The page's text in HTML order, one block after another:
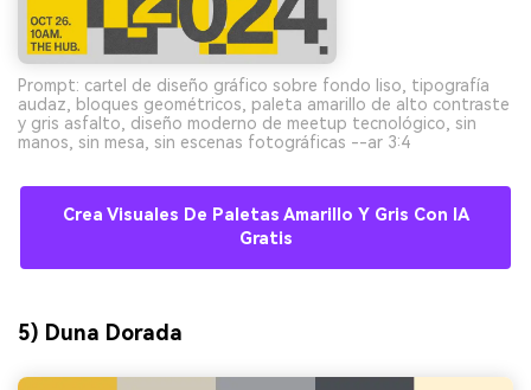
Prompt: cartel de diseño gráfico sobre fondo liso, tipografía
audaz, bloques geométricos, paleta amarillo de alto contraste
y gris asfalto, diseño moderno de meetup tecnológico, sin
manos, sin mesa, sin escenas fotográficas --ar 3:4
Crea Visuales De Paletas Amarillo Y Gris Con IA
Gratis
5) Duna Dorada